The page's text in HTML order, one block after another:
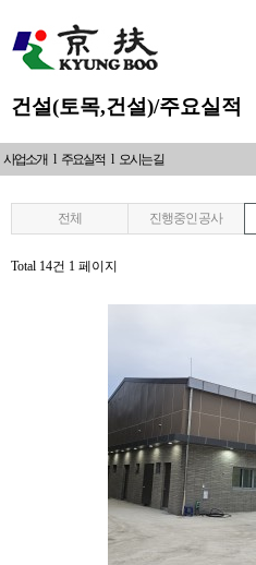
건설(토목,건설)/주요실적
사업소개 l 주요실적 l 오시는 길
전체 진행중인 공사
Total 14건 1 페이지